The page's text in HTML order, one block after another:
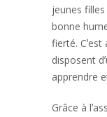
jeunes
bonne
fierté.
disposent
apprendre
Grâce à